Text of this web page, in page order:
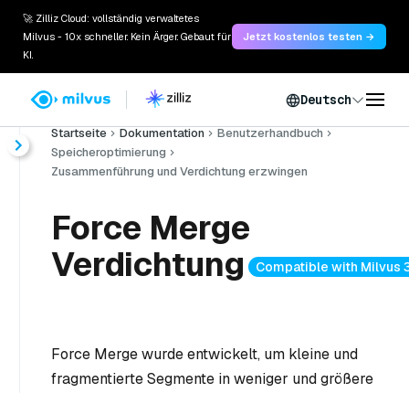
🚀 Zilliz Cloud: vollständig verwaltetes
Milvus - 10x schneller. Kein Ärger. Gebaut für
KI.
Jetzt kostenlos testen →
Deutsch
Startseite Dokumentation
Benutzerhandbuch
Speicheroptimierung
Zusammenführung und Verdichtung erzwingen
Force Merge
Verdichtung
Compatible with Milvus
Force Merge wurde entwickelt, um kleine und
fragmentierte Segmente in weniger und größere